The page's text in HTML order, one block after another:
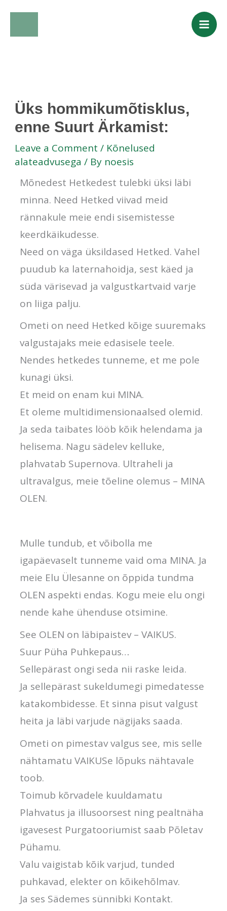
Üks hommikumõtisklus,
enne Suurt Ärkamist:
Leave a Comment / Kõnelused
alateadvusega / By noesis
Mõnedest Hetkedest tulebki üksi läbi
minna. Need Hetked viivad meid
rännakule meie endi sisemistesse
keerdkäikudesse.
Need on väga üksildased Hetked. Vahel
puudub ka laternahoidja, sest käed ja
süda värisevad ja valgustkartvaid varje
on liiga palju.
Ometi on need Hetked kõige suuremaks
valgustajaks meie edasisele teele.
Nendes hetkedes tunneme, et me pole
kunagi üksi.
Et meid on enam kui MINA.
Et oleme multidimensionaalsed olemid.
Ja seda taibates lööb kõik helendama ja
helisema. Nagu sädelev kelluke,
plahvatab Supernova. Ultraheli ja
ultravalgus, meie tõeline olemus – MINA
OLEN.
Mulle tundub, et võibolla me
igapäevaselt tunneme vaid oma MINA. Ja
meie Elu Ülesanne on õppida tundma
OLEN aspekti endas. Kogu meie elu ongi
nende kahe ühenduse otsimine.
See OLEN on läbipaistev – VAIKUS.
Suur Püha Puhkepaus…
Sellepärast ongi seda nii raske leida.
Ja sellepärast sukeldumegi pimedatesse
katakombidesse. Et sinna pisut valgust
heita ja läbi varjude nägijaks saada.
Ometi on pimestav valgus see, mis selle
nähtamatu VAIKUSe lõpuks nähtavale
toob.
Toimub kõrvadele kuuldamatu
Plahvatus ja illusoorsest ning pealtnäha
igavesest Purgatooriumist saab Põletav
Pühamu.
Valu vaigistab kõik varjud, tunded
puhkavad, elekter on kõikehõlmav.
Ja ses Sädemes sünnibki Kontakt.